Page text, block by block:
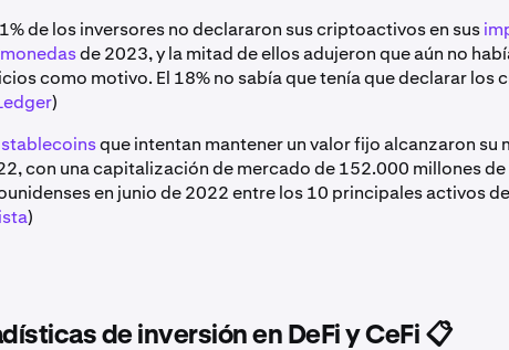
de los inversores no declararon sus criptoactivos en sus
de 2023, y la mitad de ellos adujeron que aún no
como motivo. El 18% no sabía que tenía que declarar los
)
stablecoinsque intentan mantener un valor fijo alcanzaron su
con una capitalización de mercado de 152.000 millones
en junio de 2022 entre los 10 principales activos
)
de inversión en DeFi y CeFi 📋